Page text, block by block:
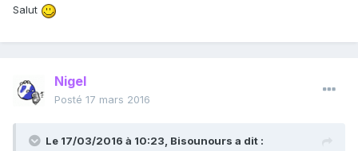
Salut
Nigel
Posté 17 mars 2016
Le 17/03/2016 à 10:23, Bisounours a dit :